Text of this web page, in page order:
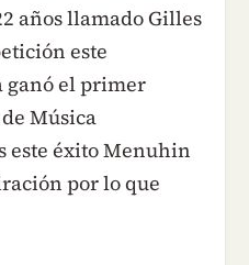
años llamado Gilles
este
el primer
Música
este éxito Menuhin
por lo que